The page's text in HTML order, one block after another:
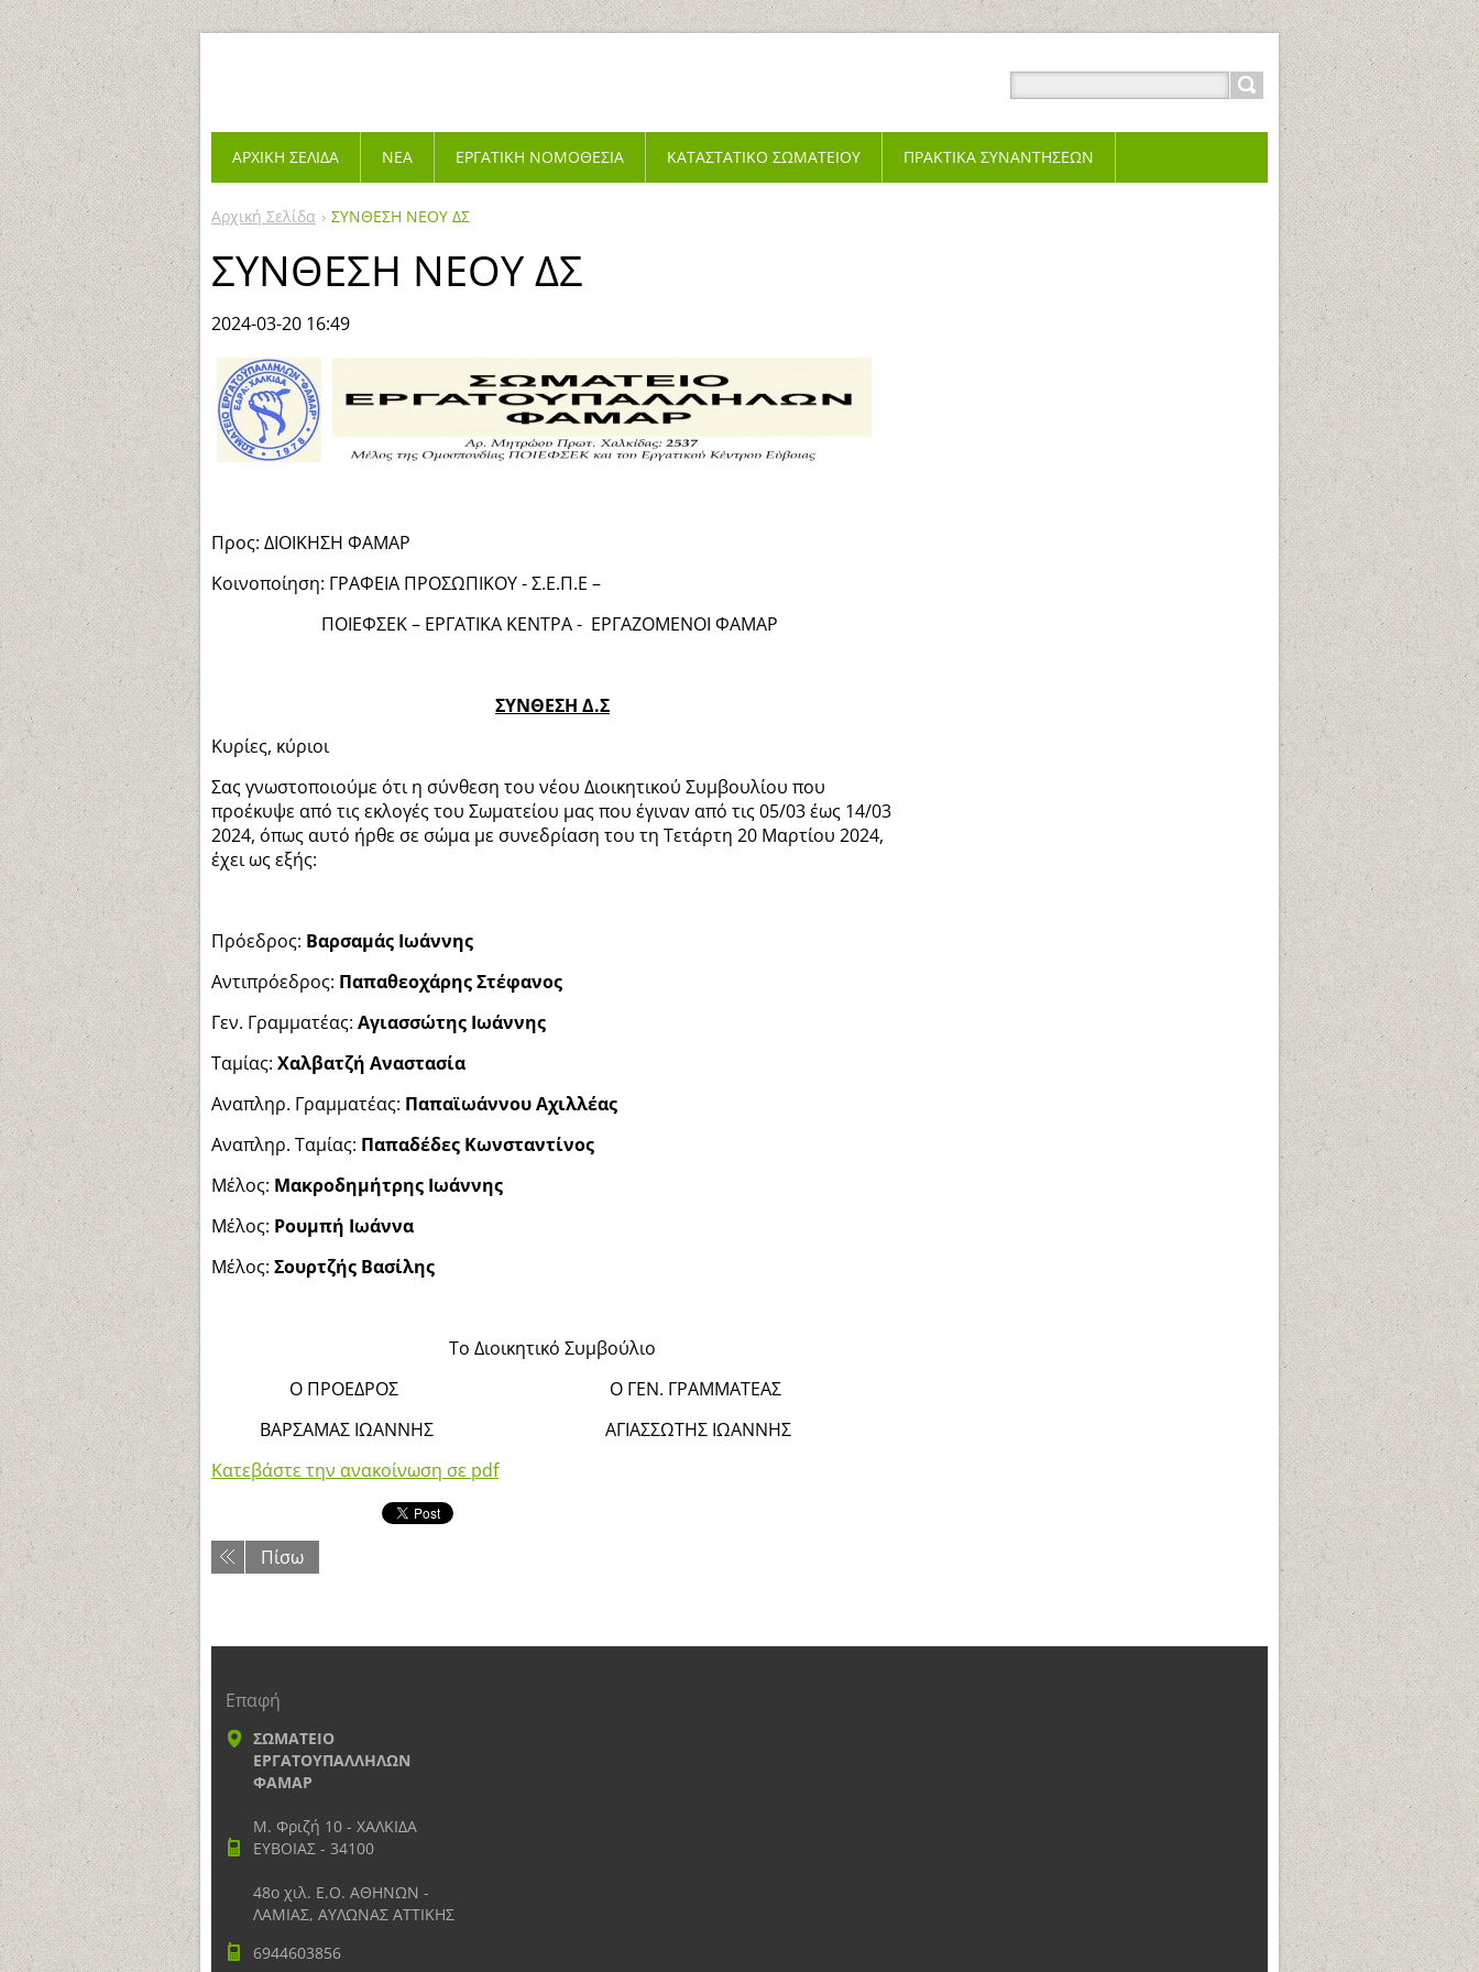
Αρχική Σελίδα ΣΥΝΘΕΣΗ ΝΕΟΥ ΔΣ
ΣΥΝΘΕΣΗ ΝΕΟΥ ΔΣ
2024-03-20 16:49
Προς: ΔΙΟΙΚΗΣΗ ΦΑΜΑΡ
Κοινοποίηση: ΓΡΑΦΕΙΑ ΠΡΟΣΩΠΙΚΟΥ - Σ.Ε.Π.Ε –
ΠΟΙΕΦΣΕΚ – ΕΡΓΑΤΙΚΑ ΚΕΝΤΡΑ - ΕΡΓΑΖΟΜΕΝΟΙ ΦΑΜΑΡ
ΣΥΝΘΕΣΗ Δ.Σ
Κυρίες, κύριοι
Σας γνωστοποιούμε ότι η σύνθεση του νέου Διοικητικού Συμβουλίου που
προέκυψε από τις εκλογές του Σωματείου μας που έγιναν από τις 05/03 έως 14/03
2024, όπως αυτό ήρθε σε σώμα με συνεδρίαση του τη Τετάρτη 20 Μαρτίου 2024,
έχει ως εξής:
Πρόεδρος: Βαρσαμάς Ιωάννης
Αντιπρόεδρος: Παπαθεοχάρης Στέφανος
Γεν. Γραμματέας: Αγιασσώτης Ιωάννης
Ταμίας: Χαλβατζή Αναστασία
Αναπληρ. Γραμματέας: Παπαϊωάννου Αχιλλέας
Αναπληρ. Ταμίας: Παπαδέδες Κωνσταντίνος
Μέλος: Μακροδημήτρης Ιωάννης
Μέλος: Ρουμπή Ιωάννα
Μέλος: Σουρτζής Βασίλης
Το Διοικητικό Συμβούλιο
Ο ΠΡΟΕΔΡΟΣ Ο ΓΕΝ. ΓΡΑΜΜΑΤΕΑΣ
ΒΑΡΣΑΜΑΣ ΙΩΑΝΝΗΣ ΑΓΙΑΣΣΩΤΗΣ ΙΩΑΝΝΗΣ
Κατεβάστε την ανακοίνωση σε pdf
Πίσω
ΑΡΧΙΚΉ ΣΕΛΊΔΑ ΝΈΑ ΕΡΓΑΤΙΚΗ ΝΟΜΟΘΕΣΙΑ ΚΑΤΑΣΤΑΤΙΚΟ ΣΩΜΑΤΕΙΟΥ ΠΡΑΚΤΙΚΑ ΣΥΝΑΝΤΗΣΕΩΝ
Επαφή
ΣΩΜΑΤΕΙΟ
ΕΡΓΑΤΟΥΠΑΛΛΗΛΩΝ
ΦΑΜΑΡ
Μ. Φριζή 10 - ΧΑΛΚΙΔΑ
ΕΥΒΟΙΑΣ - 34100
48ο χιλ. Ε.Ο. ΑΘΗΝΩΝ -
ΛΑΜΙΑΣ, ΑΥΛΩΝΑΣ ΑΤΤΙΚΗΣ
6944603856